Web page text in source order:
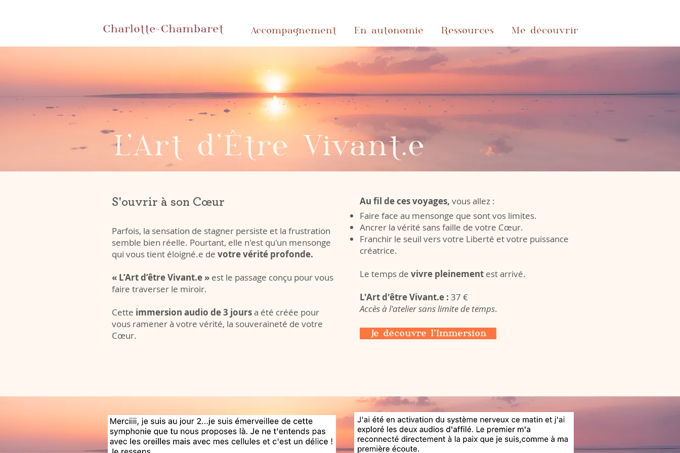
Accompagnement En autonomie Ressources Me découvrir
L'Art d'Être Vivant.e
S'ouvrir à son Cœur
Parfois, la sensation de stagner persiste et la frustration
semble bien réelle. Pourtant, elle n'est qu'un mensonge
qui vous tient éloigné.e de votre vérité profonde.
« L’Art d’être Vivant.e » est le passage conçu pour vous
faire traverser le miroir.
Cette immersion audio de 3 joursa été créée pour
vous ramener à votre vérité, la souveraineté de votre
Cœur.
Au fil de ces voyages, vous allez :
Faire face au mensonge que sont vos limites.
Ancrer la vérité sans faille de votre Cœur.
Franchir le seuil vers votre Liberté et votre puissance
créatrice.
Le temps de vivre pleinement est arrivé.
L'Art d'être Vivant.e : 37 €
Accès à l'atelier sans limite de temps.
Je découvre l'Immersion